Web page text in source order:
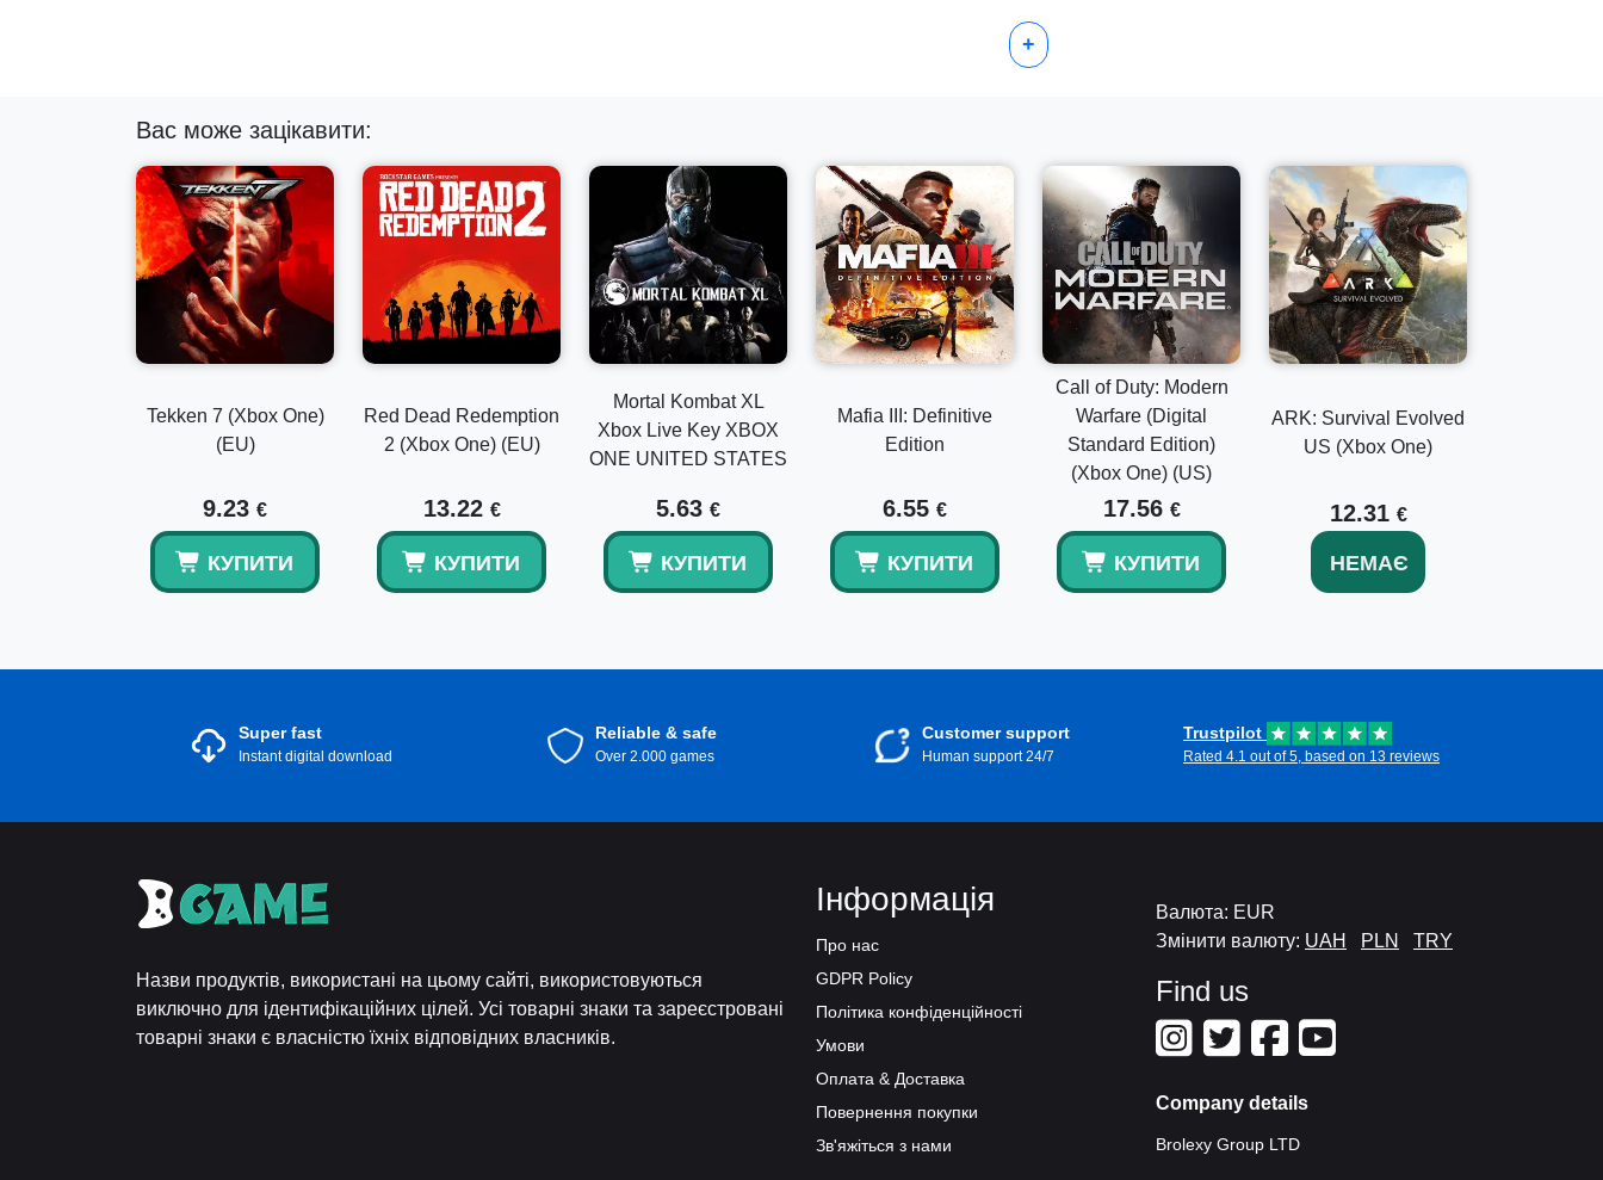
+
Вас може зацікавити:
Tekken 7 (Xbox One)
(EU)
9.23 €
КУПИТИ
Red Dead Redemption
2 (Xbox One) (EU)
13.22 €
КУПИТИ
Mortal Kombat XL
Xbox Live Key XBOX
ONE UNITED STATES
5.63 €
КУПИТИ
Mafia III: Definitive
Edition
6.55 €
КУПИТИ
Call of Duty: Modern
Warfare (Digital
Standard Edition)
(Xbox One) (US)
17.56 €
КУПИТИ
ARK: Survival Evolved
US (Xbox One)
12.31 €
НЕМАЄ
Super fast
Instant digital download
Reliable & safe
Over 2.000 games
Customer support
Human support 24/7
Trustpilot
Rated 4.1 out of 5, based on 13 reviews
Назви продуктів, використані на цьому сайті, використовуються
виключно для ідентифікаційних цілей. Усі товарні знаки та зареєстровані
товарні знаки є власністю їхніх відповідних власників.
Інформація
Про нас
GDPR Policy
Політика конфіденційності
Умови
Оплата & Доставка
Повернення покупки
Зв'яжіться з нами
Валюта: EUR
Змінити валюту: UAH PLN TRY
Find us
Company details
Brolexy Group LTD